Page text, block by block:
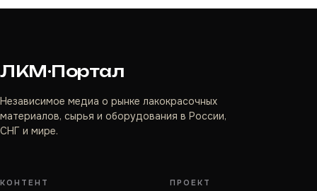
ЛКМ·Портал
Независимое медиа о рынке лакокрасочных
материалов, сырья и оборудования в России,
СНГ и мире.
КОНТЕНТ ПРОЕКТ